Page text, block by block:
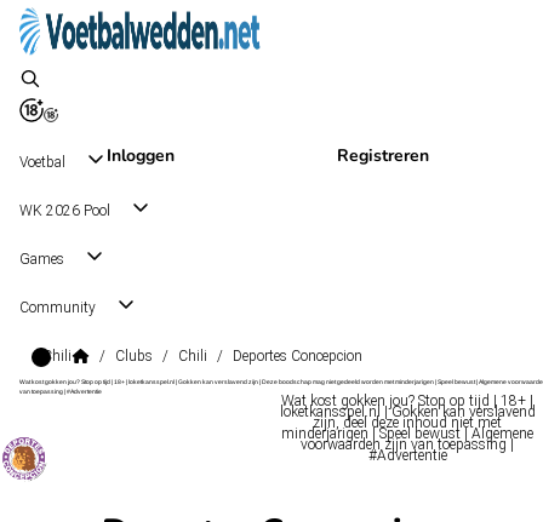
Inloggen Registreren
Voetbal
WK 2026 Pool
Games
Community
Chili / Clubs / Chili / Deportes Concepcion
Wat kost gokken jou? Stop op tijd | 18+ | loketkansspel.nl | Gokken kan verslavend zijn | Deze boodschap mag niet gedeeld worden met minderjarigen | Speel bewust | Algemene
van toepassing | #Advertentie
Wat kost gokken jou? Stop op tijd | 18+ |
loketkansspel.nl | Gokken kan verslavend
zijn, deel deze inhoud niet met
minderjarigen | Speel bewust | Algemene
voorwaarden zijn van toepassing |
#Advertentie